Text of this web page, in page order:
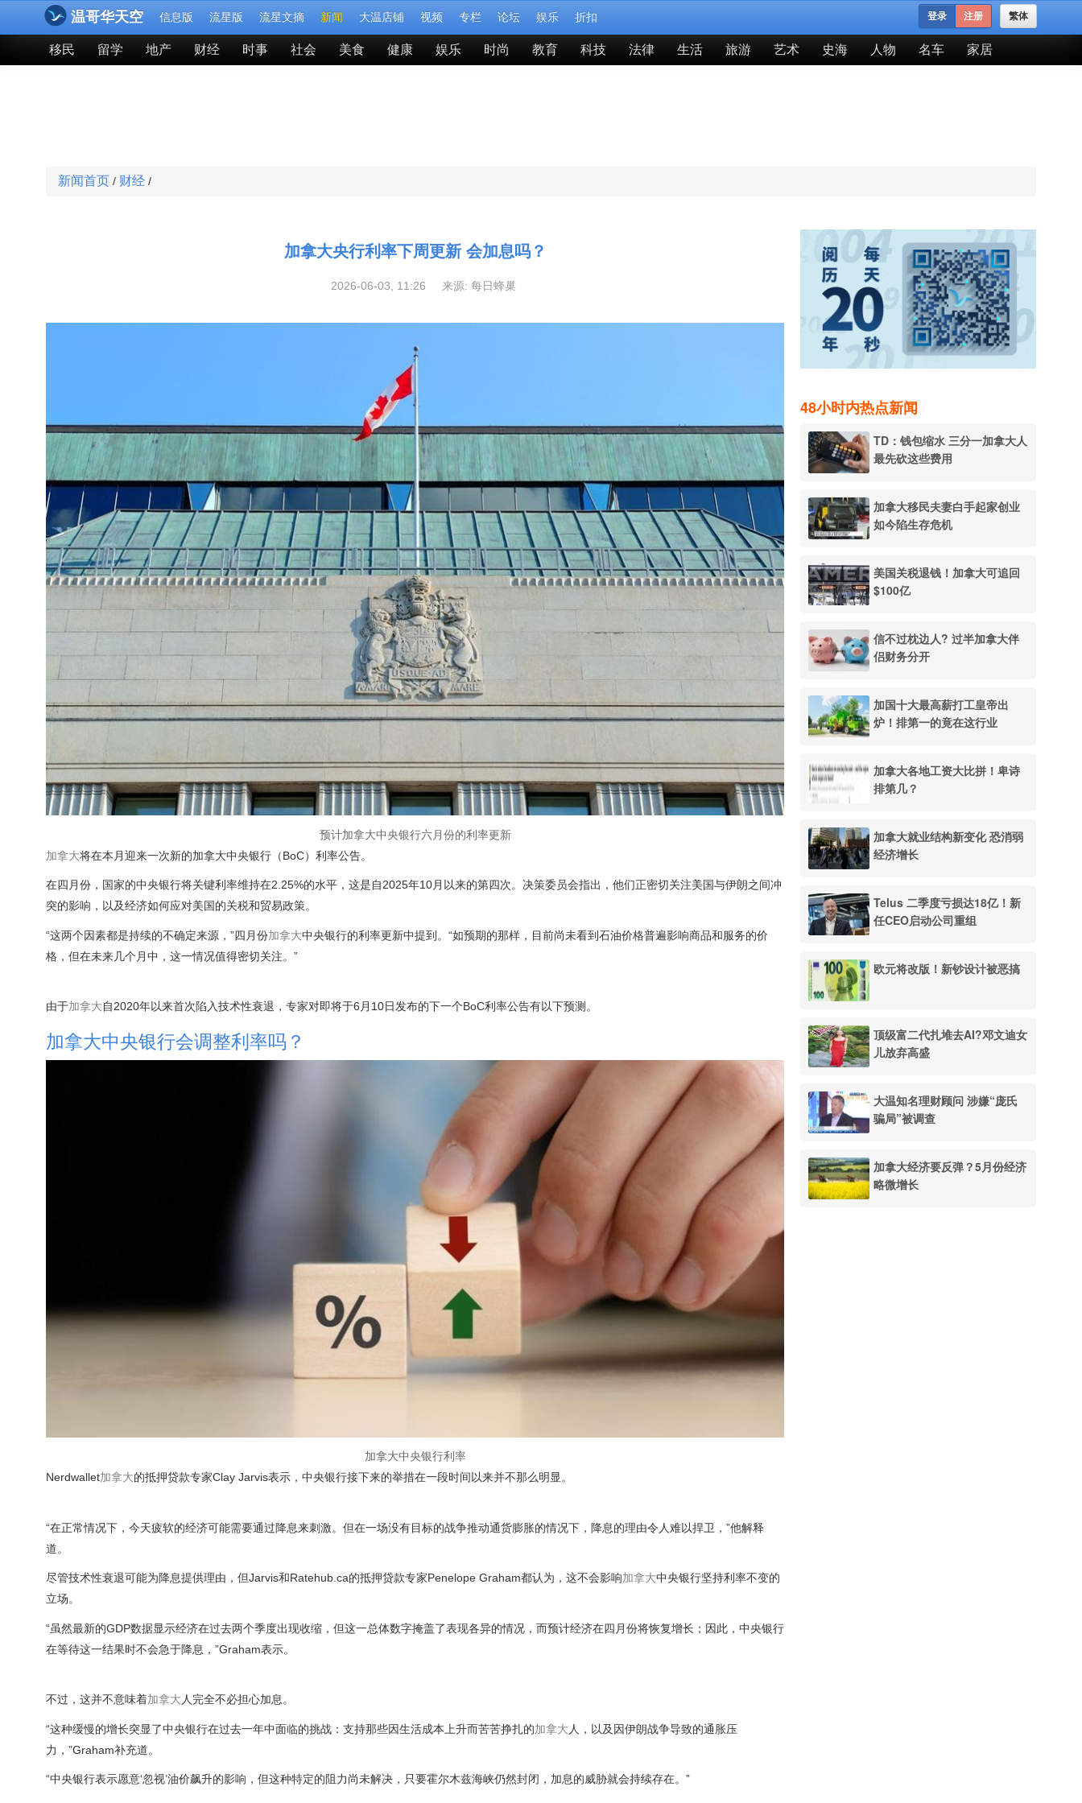
温哥华天空 信息版 流星版 流星文摘 新闻 大温店铺 视频 专栏 论坛 娱乐 折扣 繁体
登录 注册
移民 留学 地产 财经 时事 社会 美食 健康 娱乐 时尚 教育 科技 法律 生活 旅游 艺术 史海 人物 名车 家居
新闻首页 / 财经 /
加拿大央行利率下周更新 会加息吗？
2026-06-03, 11:26 来源: 每日蜂巢
预计加拿大中央银行六月份的利率更新
加拿大将在本月迎来一次新的加拿大中央银行（BoC）利率公告。
在四月份，国家的中央银行将关键利率维持在2.25%的水平，这是自2025年10月以来的第四次。决策委员会指出，他们正密切关注美国与伊朗之间冲
突的影响，以及经济如何应对美国的关税和贸易政策。
“这两个因素都是持续的不确定来源，”四月份加拿大中央银行的利率更新中提到。“如预期的那样，目前尚未看到石油价格普遍影响商品和服务的价
格，但在未来几个月中，这一情况值得密切关注。”
由于加拿大自2020年以来首次陷入技术性衰退，专家对即将于6月10日发布的下一个BoC利率公告有以下预测。
加拿大中央银行会调整利率吗？
加拿大中央银行利率
Nerdwallet加拿大的抵押贷款专家Clay Jarvis表示，中央银行接下来的举措在一段时间以来并不那么明显。
“在正常情况下，今天疲软的经济可能需要通过降息来刺激。但在一场没有目标的战争推动通货膨胀的情况下，降息的理由令人难以捍卫，”他解释
道。
尽管技术性衰退可能为降息提供理由，但Jarvis和Ratehub.ca的抵押贷款专家Penelope Graham都认为，这不会影响加拿大中央银行坚持利率不变的
立场。
“虽然最新的GDP数据显示经济在过去两个季度出现收缩，但这一总体数字掩盖了表现各异的情况，而预计经济在四月份将恢复增长；因此，中央银行
在等待这一结果时不会急于降息，”Graham表示。
不过，这并不意味着加拿大人完全不必担心加息。
“这种缓慢的增长突显了中央银行在过去一年中面临的挑战：支持那些因生活成本上升而苦苦挣扎的加拿大 人，以及因伊朗战争导致的通胀压
力，”Graham补充道。
“中央银行表示愿意‘忽视’油价飙升的影响，但这种特定的阻力尚未解决，只要霍尔木兹海峡仍然封闭，加息的威胁就会持续存在。”
48小时内热点新闻
TD：钱包缩水 三分一加拿大人
最先砍这些费用
加拿大移民夫妻白手起家创业
如今陷生存危机
美国关税退钱！加拿大可追回
$100亿
信不过枕边人? 过半加拿大伴
侣财务分开
加国十大最高薪打工皇帝出
炉！排第一的竟在这行业
加拿大各地工资大比拼！卑诗
排第几？
加拿大就业结构新变化 恐消弱
经济增长
Telus 二季度亏损达18亿！新
任CEO启动公司重组
欧元将改版！新钞设计被恶搞
顶级富二代扎堆去AI?邓文迪女
儿放弃高盛
大温知名理财顾问 涉嫌“庞氏
骗局”被调查
加拿大经济要反弹？5月份经济
略微增长